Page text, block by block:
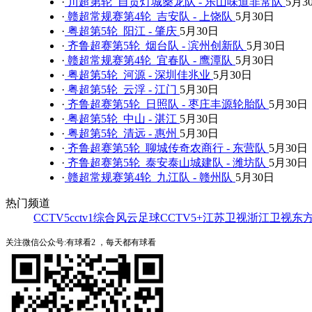
· 赣超常规赛第4轮 吉安队 - 上饶队 5月30日
· 粤超第5轮 阳江 - 肇庆 5月30日
· 齐鲁超赛第5轮 烟台队 - 滨州创新队 5月30日
· 赣超常规赛第4轮 宜春队 - 鹰潭队 5月30日
· 粤超第5轮 河源 - 深圳佳兆业 5月30日
· 粤超第5轮 云浮 - 江门 5月30日
· 齐鲁超赛第5轮 日照队 - 枣庄丰源轮胎队 5月30日
· 粤超第5轮 中山 - 湛江 5月30日
· 粤超第5轮 清远 - 惠州 5月30日
· 齐鲁超赛第5轮 聊城传奇农商行 - 东营队 5月30日
· 齐鲁超赛第5轮 泰安泰山城建队 - 潍坊队 5月30日
· 赣超常规赛第4轮 九江队 - 赣州队 5月30日
热门频道
CCTV5cctv1综合风云足球CCTV5+江苏卫视浙江卫视东
关注微信公众号:有球看2 ，每天都有球看